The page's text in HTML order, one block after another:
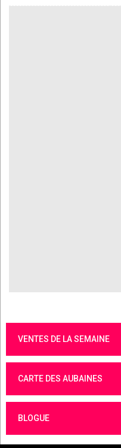
VENTES DE LA SEMAINE
CARTE DES AUBAINES
BLOGUE